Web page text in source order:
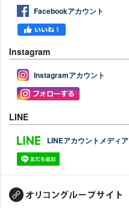
Facebookアカウント
Instagram
Instagramアカウント
LINE
LINEアカウントメディア